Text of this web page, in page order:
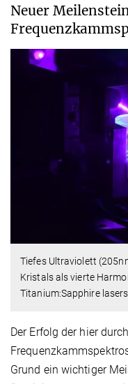
Neuer
Tiefes Ultraviolett
Kristals als vierte
Titanium:Sapphire
Der Erfolg der hier
Grund ein wichtiger